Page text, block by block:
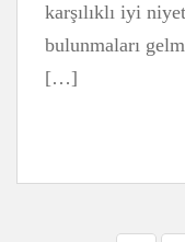
karşılıklı iyi
bulunmaları
[…]